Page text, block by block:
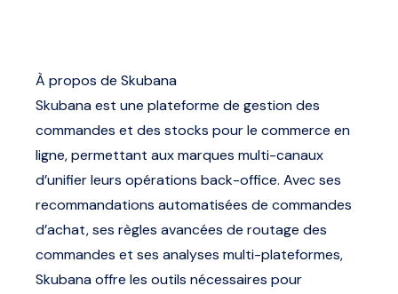
À propos de Skubana
Skubana est une plateforme de gestion des
commandes et des stocks pour le commerce en
ligne, permettant aux marques multi-canaux
d’unifier leurs opérations back-office. Avec ses
recommandations automatisées de commandes
d’achat, ses règles avancées de routage des
commandes et ses analyses multi-plateformes,
Skubana offre les outils nécessaires pour